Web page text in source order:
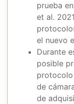
prueba
et al.
el nuevo
Durante
posible
de
de